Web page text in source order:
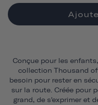
Conçue pour les
collection Thousand
besoin pour rester en
sur la route. Créée pour
grand, de s'exprimer et